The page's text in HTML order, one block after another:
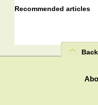
Recommended articles